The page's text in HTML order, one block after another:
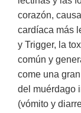
corazón,
cardíaca más
y Trigger, la
común y
come una
del muérdago
(vómito y